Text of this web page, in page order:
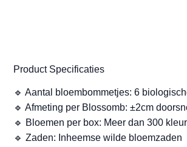
Product Specificaties
🔹 Aantal bloembommetjes: 6
🔹 Afmeting per Blossomb: ±2cm
🔹 Bloemen per box: Meer dan 300
🔹 Zaden: Inheemse wilde bloemzaden